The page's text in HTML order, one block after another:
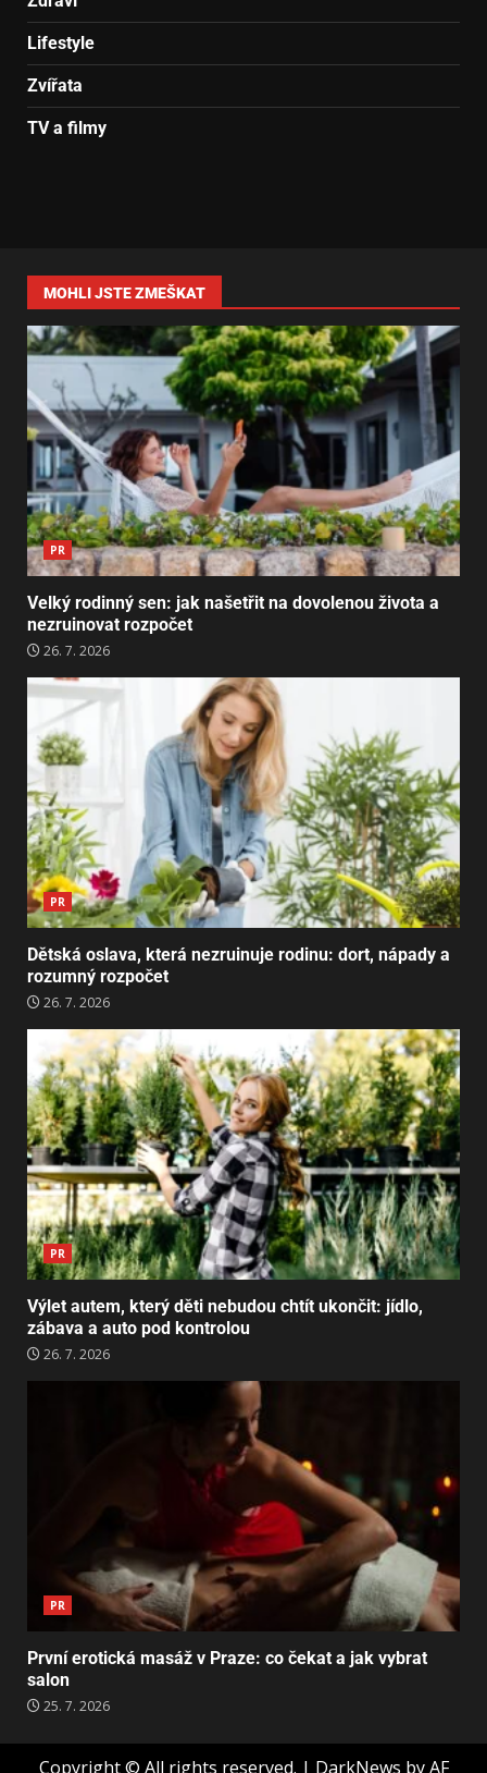
Lifestyle
Zvířata
TV a filmy
MOHLI JSTE ZMEŠKAT
PR
Velký rodinný sen: jak našetřit na dovolenou života a
nezruinovat rozpočet
26. 7. 2026
PR
Dětská oslava, která nezruinuje rodinu: dort, nápady a
rozumný rozpočet
26. 7. 2026
PR
Výlet autem, který děti nebudou chtít ukončit: jídlo,
zábava a auto pod kontrolou
26. 7. 2026
PR
První erotická masáž v Praze: co čekat a jak vybrat
salon
25. 7. 2026
Copyright © All rights reserved. | DarkNews by AF